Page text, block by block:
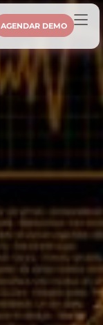
AGENDAR DEMO